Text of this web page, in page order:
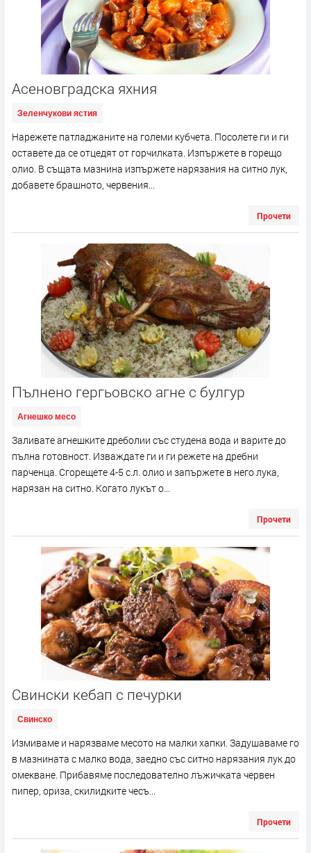
Асеновградска яхния
Зеленчукови ястия
Нарежете патладжаните на големи кубчета. Посолете ги и ги
оставете да се отцедят от горчилката. Изпържете в горещо
олио. В същата мазнина изпържете нарязания на ситно лук,
добавете брашното, червения...
Прочети
Пълнено гергьовско агне с булгур
Агнешко месо
Заливате агнешките дреболии със студена вода и варите до
пълна готовност. Изваждате ги и ги режете на дребни
парченца. Сгорещете 4-5 с.л. олио и запържете в него лука,
нарязан на ситно. Когато лукът о...
Прочети
Свински кебап с печурки
Свинско
Измиваме и нарязваме месото на малки хапки. Задушаваме го
в мазнината с малко вода, заедно със ситно нарязания лук до
омекване. Прибавяме последователно лъжичката червен
пипер, ориза, скилидките чесъ...
Прочети